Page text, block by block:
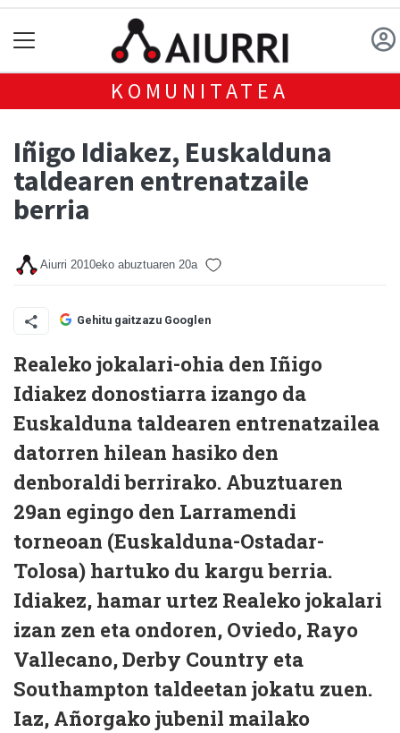
KOMUNITATEA
Iñigo Idiakez, Euskalduna
taldearen entrenatzaile
berria
Aiurri 2010eko abuztuaren 20a
Gehitu gaitzazu Googlen
Realeko jokalari-ohia den Iñigo
Idiakez donostiarra izango da
Euskalduna taldearen entrenatzailea
datorren hilean hasiko den
denboraldi berrirako. Abuztuaren
29an egingo den Larramendi
torneoan (Euskalduna-Ostadar-
Tolosa) hartuko du kargu berria.
Idiakez, hamar urtez Realeko jokalari
izan zen eta ondoren, Oviedo, Rayo
Vallecano, Derby Country eta
Southampton taldeetan jokatu zuen.
Iaz, Añorgako jubenil mailako